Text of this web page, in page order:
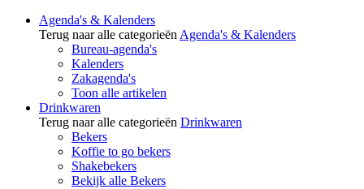
Agenda's & Kalenders
Terug naar alle categorieën Agenda's & Kalenders
Bureau-agenda's
Kalenders
Zakagenda's
Toon alle artikelen
Drinkwaren
Terug naar alle categorieën Drinkwaren
Bekers
Koffie to go bekers
Shakebekers
Bekijk alle Bekers